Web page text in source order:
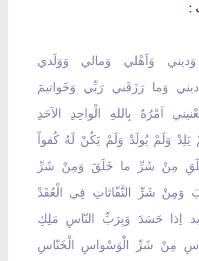
:
وَاَهْلي وَمالي وَوَلَدي
وَما رَزَقَني رَبِّي وَخَواتيمَ
اَمْرُهُ بِاللهِ الْواحِدِ الاَحَدِ
يَلِدْ وَلَمْ يُولَدْ وَلَمْ يَكُنْ لَهُ كُفواً
مِنْ شَرِّ ما خَلَقَ وَمِنْ شَرِّ
وَمِنْ شَرِّ النَّفّاثاتِ فِي الْعُقَدْ
اِذا حَسَدَ وَبِرَبِّ النّاسِ مَلِكِ
مِنْ شَرِّ الْوَسْواسِ الْخَنّاسِ